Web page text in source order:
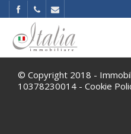
© Copyright 2018 -
10378230014 - Cookie